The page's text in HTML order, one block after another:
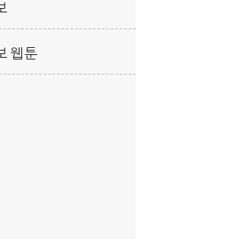
웹툰